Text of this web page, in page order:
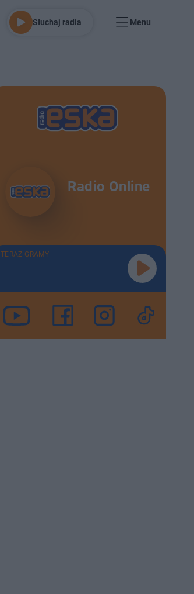
Słuchaj radia Menu
Radio Online
TERAZ GRAMY